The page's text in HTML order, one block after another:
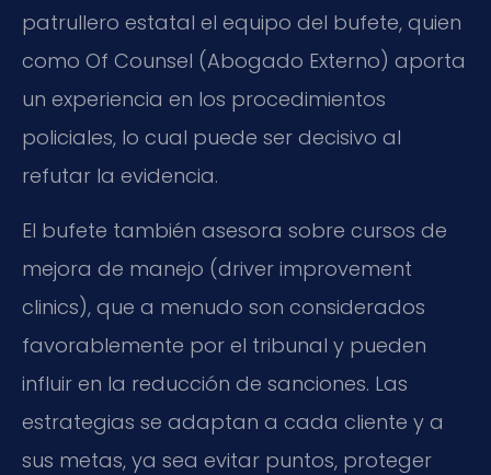
patrullero estatal el equipo del bufete, quien
como Of Counsel (Abogado Externo) aporta
un experiencia en los procedimientos
policiales, lo cual puede ser decisivo al
refutar la evidencia.
El bufete también asesora sobre cursos de
mejora de manejo (driver improvement
clinics), que a menudo son considerados
favorablemente por el tribunal y pueden
influir en la reducción de sanciones. Las
estrategias se adaptan a cada cliente y a
sus metas, ya sea evitar puntos, proteger